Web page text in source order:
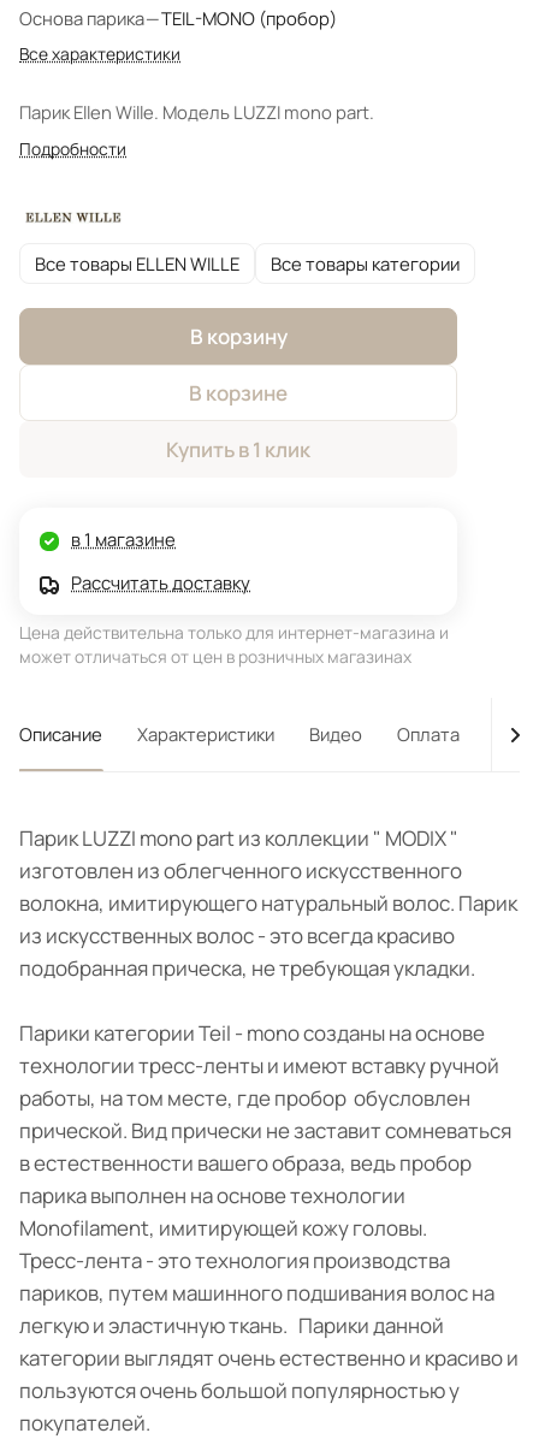
Основа парика—TEIL-MONO (пробор)
Все характеристики
Парик Ellen Wille. Модель LUZZI mono part.
Подробности
Все товары ELLEN WILLE Все товары категории
В корзину
В корзине
Купить в 1 клик
в 1 магазине
Рассчитать доставку
Цена действительна только для интернет-магазина и
может отличаться от цен в розничных магазинах
Описание Характеристики Видео Оплата
Парик LUZZI mono part из коллекции " MODIX "
изготовлен из облегченного искусственного
волокна, имитирующего натуральный волос. Парик
из искусственных волос - это всегда красиво
подобранная прическа, не требующая укладки.
Парики категории Teil - mono созданы на основе
технологии тресс-ленты и имеют вставку ручной
работы, на том месте, где пробор обусловлен
прической. Вид прически не заставит сомневаться
в естественности вашего образа, ведь пробор
парика выполнен на основе технологии
Monofilament, имитирующей кожу головы.
Тресс-лента - это технология производства
париков, путем машинного подшивания волос на
легкую и эластичную ткань. Парики данной
категории выглядят очень естественно и красиво и
пользуются очень большой популярностью у
покупателей.